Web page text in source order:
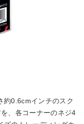
約0.6cmインチのスク
、各コーナーのネジ4